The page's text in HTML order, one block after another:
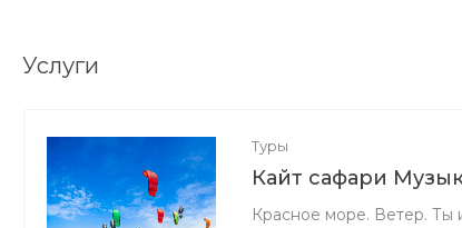
Услуги
Туры
Кайт сафари
Красное море. Ветер. Ты